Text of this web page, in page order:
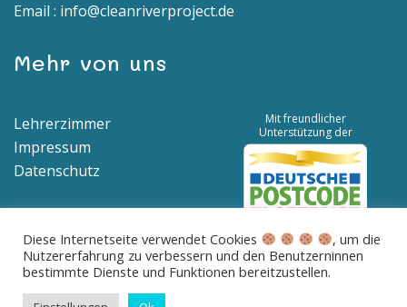
Email : info@cleanriverproject.de
Mehr von uns
Lehrerzimmer
Impressum
Datenschutz
Mit freundlicher
Unterstützung der
Spendenkonto | IBAN: DE04 5776 1591 8100 0538 00 | BIC:
Betreff: Spende für saubere Flüsse und Meere
Diese Internetseite verwendet Cookies
, um die
Nutzererfahrung zu verbessern und den Benutzerninnen
bestimmte Dienste und Funktionen bereitzustellen.